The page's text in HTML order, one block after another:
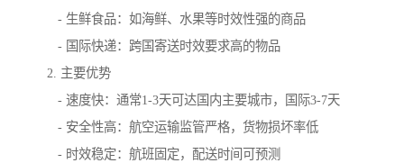
- 生鲜食品：如海鲜、水果等时效性强的商品
- 国际快递：跨国寄送时效要求高的物品
2. 主要优势
- 速度快：通常1-3天可达国内主要城市，国际3-7天
- 安全性高：航空运输监管严格，货物损坏率低
- 时效稳定：航班固定，配送时间可预测